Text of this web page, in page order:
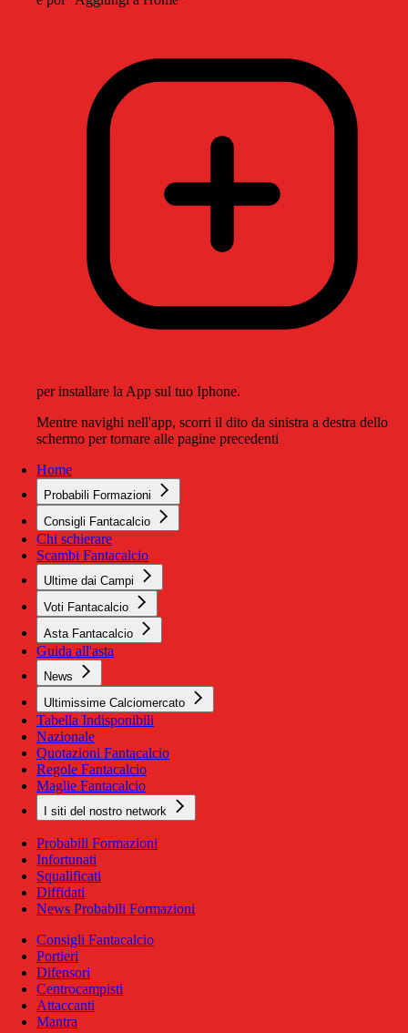
per installare la App sul tuo Iphone.
Mentre navighi nell'app, scorri il dito da sinistra a destra dello
schermo per tornare alle pagine precedenti
Home
Probabili Formazioni
Consigli Fantacalcio
Chi schierare
Scambi Fantacalcio
Ultime dai Campi
Voti Fantacalcio
Asta Fantacalcio
Guida all'asta
News
Ultimissime Calciomercato
Tabella Indisponibili
Nazionale
Quotazioni Fantacalcio
Regole Fantacalcio
Maglie Fantacalcio
I siti del nostro network
Probabili Formazioni
Infortunati
Squalificati
Diffidati
News Probabili Formazioni
Consigli Fantacalcio
Portieri
Difensori
Centrocampisti
Attaccanti
Mantra